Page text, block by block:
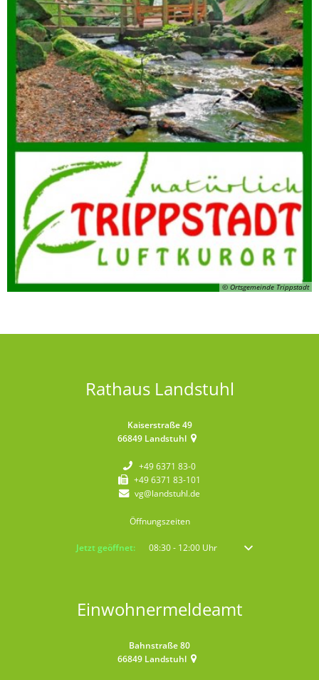
© Ortsgemeinde Trippstadt
Rathaus Landstuhl
Kaiserstraße 49
66849 Landstuhl
+49 6371 83-0
+49 6371 83-101
vg@landstuhl.de
Öffnungszeiten
Klicken, um weitere Öffnungs- oder Schließzeiten auszublenden
Jetzt geöffnet: 08:30- 12:00Uhr Von 08:30 bis 12:00
Einwohnermeldeamt
Bahnstraße 80
66849 Landstuhl